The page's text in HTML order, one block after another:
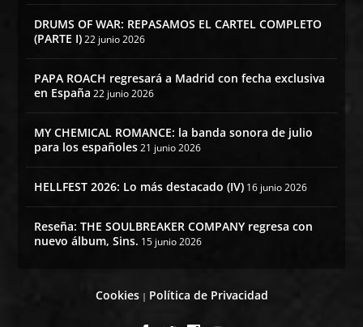
DRUMS OF WAR: REPASAMOS EL CARTEL COMPLETO
(PARTE I) 22 junio 2026
PAPA ROACH regresará a Madrid con fecha exclusiva
en España 22 junio 2026
MY CHEMICAL ROMANCE: la banda sonora de julio
para los españoles 21 junio 2026
HELLFEST 2026: Lo más destacado (IV) 16 junio 2026
Reseña: THE SOULBREAKER COMPANY regresa con
nuevo álbum, Sins. 15 junio 2026
Cookies| Política de Privacidad